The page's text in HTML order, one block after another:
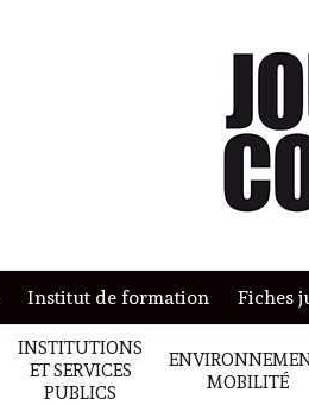
Institut de formation Fiches
INSTITUTIONS
ET SERVICES
PUBLICS
MOBILITÉ